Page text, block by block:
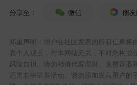
分享至： 微信 朋
郑重声明：用户在社区发表的所有信息将
表个人观点，与本网站无关，不对您构成
风险自担。请勿相信代客理财、免费荐股
远离非法证券活动。请勿添加发言用户的